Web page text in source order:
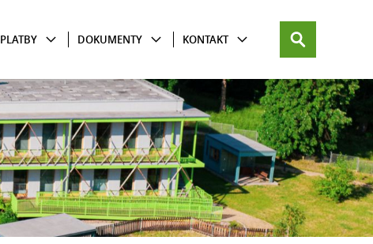
PLATBY DOKUMENTY KONTAKT